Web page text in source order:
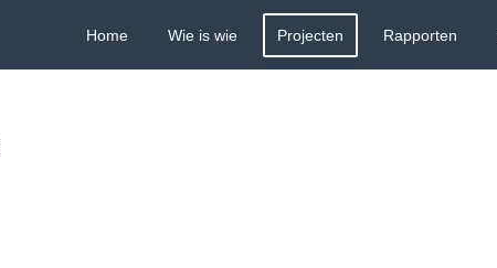
Home Wie is wie Projecten Rapporten